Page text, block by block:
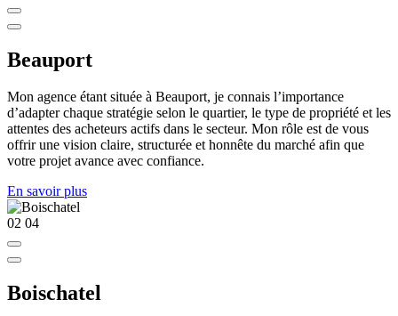
Beauport
Mon agence étant située à Beauport, je connais l’importance
d’adapter chaque stratégie selon le quartier, le type de propriété et les
attentes des acheteurs actifs dans le secteur. Mon rôle est de vous
offrir une vision claire, structurée et honnête du marché afin que
votre projet avance avec confiance.
En savoir plus
02 04
Boischatel